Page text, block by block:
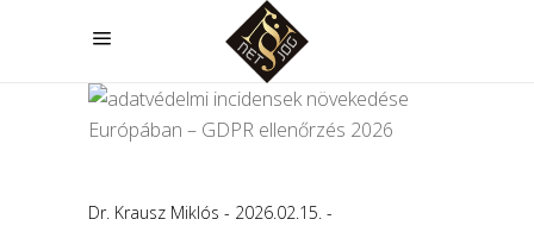
Dr. Krausz Miklós 2026.02.15.